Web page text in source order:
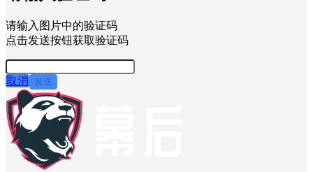
请输入图片中的验证码
点击发送按钮获取验证码
取消 发送